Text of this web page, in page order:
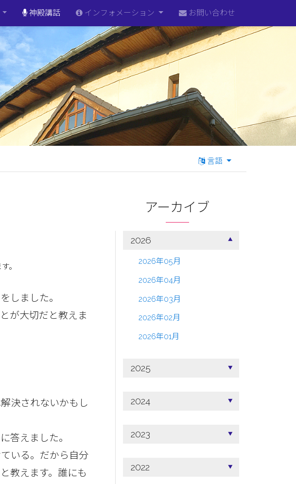
神殿講話 インフォメーション お問い合わせ
言語
。
しました。
が大切だと教えま
決されないかもし
答えました。
いる。だから自分
教えます。誰にも
アーカイブ
2026
2026年05月
2026年04月
2026年03月
2026年02月
2026年01月
2025
2024
2023
2022